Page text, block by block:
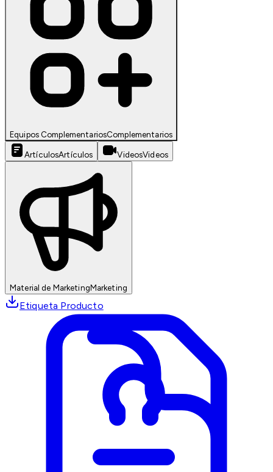
Equipos ComplementariosComplementarios
ArtículosArtículos VideosVideos
Material de MarketingMarketing
Etiqueta Producto